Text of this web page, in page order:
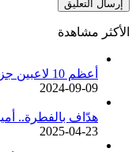
الأكثر مشاهدة
أعظم 10 لاعبين جزائريين في تاريخ كرة القدم
2024-09-09
هدّاف بالفطرة..
2025-04-23